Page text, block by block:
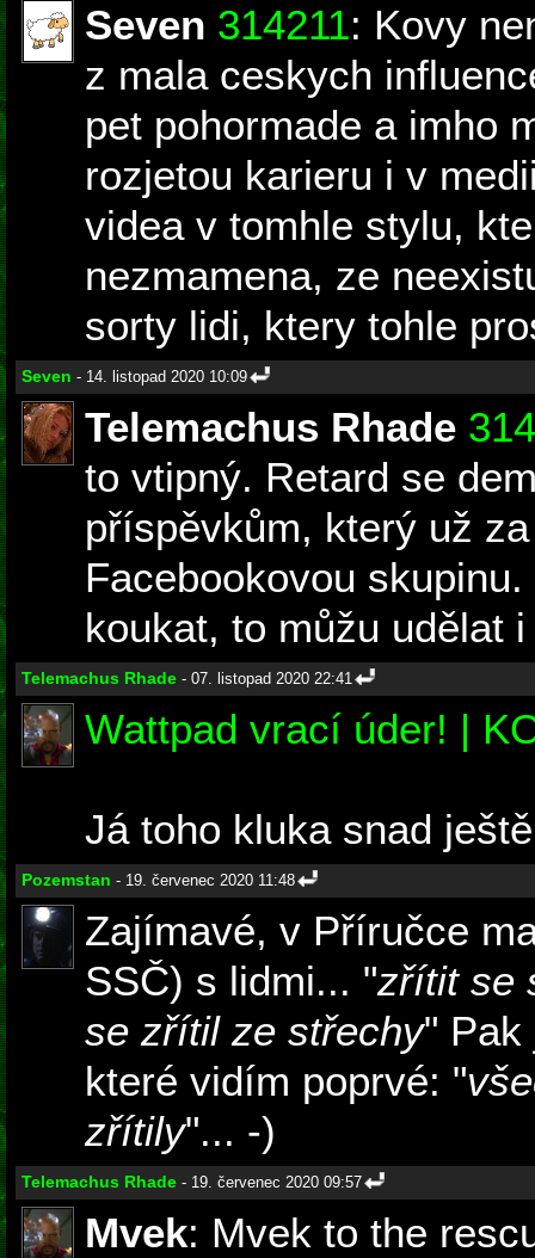
Seven 314211: Kovy
z mala ceskych
pet pohormade a imho
rozjetou karieru i v
videa v tomhle stylu,
nezmamena, ze
sorty lidi, ktery tohle
Seven - 14. listopad 2020 10:09
Telemachus Rhade
to vtipný. Retard se
příspěvkům, který už
Facebookovou
koukat, to můžu udělat
Telemachus Rhade - 07. listopad 2020 22:41
Wattpad vrací úder! |
Já toho kluka snad
Pozemstan - 19. červenec 2020 11:48
Zajímavé, v Příručce
SSČ) s lidmi... "zřítit se
se zřítil ze střechy" Pak
které vidím poprvé: "
zřítily"... -)
Telemachus Rhade - 19. červenec 2020 09:57
Mvek: Mvek to the